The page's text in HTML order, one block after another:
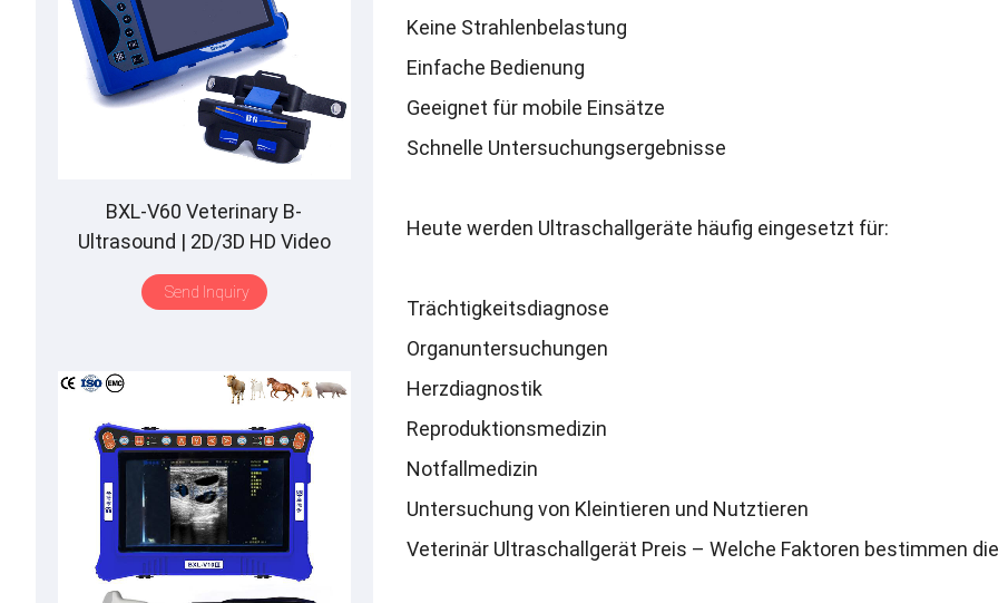
Keine Strahlenbelastung
Einfache Bedienung
Geeignet für mobile Einsätze
Schnelle Untersuchungsergebnisse
Heute werden Ultraschallgeräte häufig eingesetzt für:
Trächtigkeitsdiagnose
Organuntersuchungen
Herzdiagnostik
Reproduktionsmedizin
Notfallmedizin
Untersuchung von Kleintieren und Nutztieren
Veterinär Ultraschallgerät Preis – Welche Faktoren bestimmen
BXL-V60 Veterinary B-
Ultrasound | 2D/3D HD Video
Glasses | 7 Hours Battery | OLED
Screen | Multiple Probe
Send Inquiry